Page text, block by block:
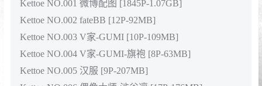
说了这么多大家是不是都有点按捺不住激动的心情想要一
睹为快了呢？这次也是整理了kettoe小姐姐的20套
cosplay作品合集一起打包分享给大家，里面都是高清无水